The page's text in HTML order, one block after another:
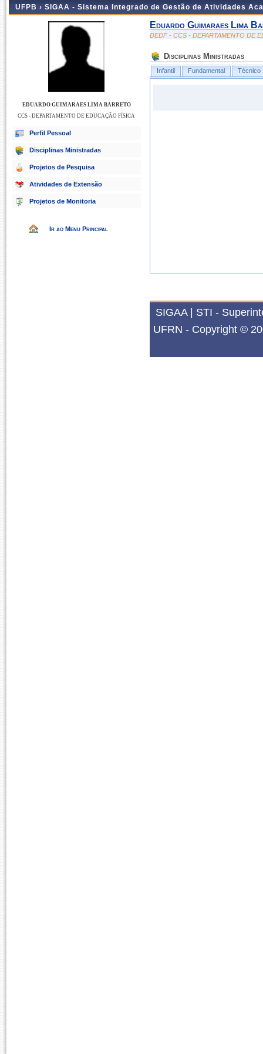
UFPB › SIGAA - Sistema Integrado de Gestão de Atividades
EDUARDO GUIMARAES LIMA BARRETO
CCS - DEPARTAMENTO DE EDUCAÇÃO FÍSICA
Perfil Pessoal
Disciplinas Ministradas
Projetos de Pesquisa
Atividades de Extensão
Projetos de Monitoria
Ir ao Menu Principal
Eduardo Guimaraes Lima
DEDF - CCS - DEPARTAMENTO DE
Disciplinas Ministradas
Infantil Fundamental Técnico
SIGAA | STI -
UFRN - Copyright ©